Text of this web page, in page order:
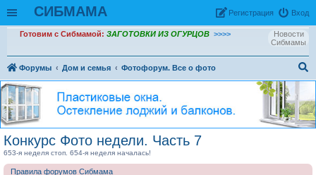
СИБМАМА Вход
Рeгиcтpaция
Новости
Сибмамы
Готовим с Сибмамой: ЗАГОТОВКИ ИЗ ОГУРЦОВ >>>>
Форумы Дом и семья
Фотофорум. Все о фото
ск
Конкурс Фото недели. Часть 7
653-я неделя стоп. 654-я неделя началась!
Правила форумов Сибмама